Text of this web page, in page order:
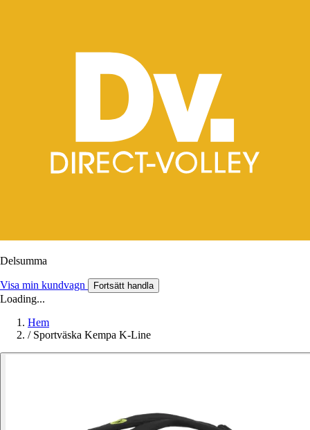
Delsumma
Visa min kundvagn Fortsätt handla
Loading...
Hem
/ Sportväska Kempa K-Line